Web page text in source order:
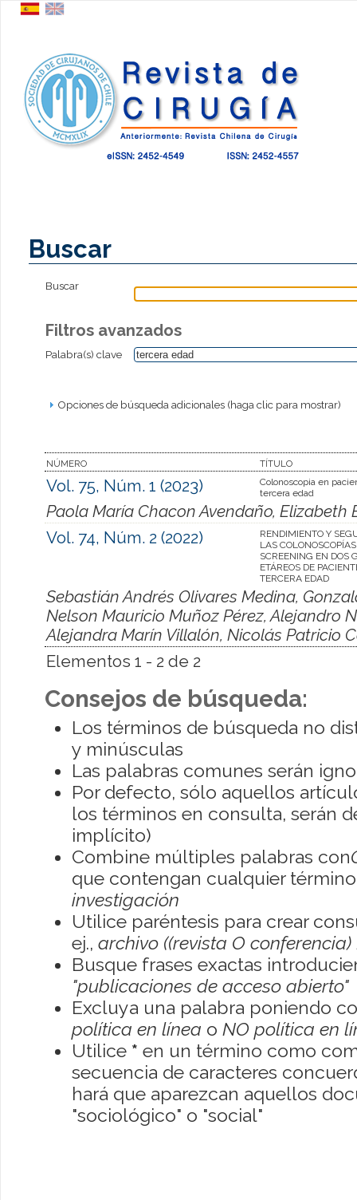
Buscar
Buscar
Filtros avanzados
Palabra(s) clave
Opciones de búsqueda adicionales (haga clic para mostrar)
NÚMERO TÍTULO
Vol. 75, Núm. 1 (2023)
Colonoscopia en
tercera edad
Paola María Chacon Avendaño,
Vol. 74, Núm. 2 (2022)
RENDIMIENTO Y
LAS
SCREENING EN DOS
ETÁREOS DE
TERCERA EDAD
Sebastián Andrés Olivares Medina,
Nelson Mauricio Muñoz Pérez, Alejandro
Alejandra Marín Villalón, Nicolás Patricio
Elementos 1 - 2 de 2
Consejos de búsqueda:
Los términos de búsqueda no
y minúsculas
Las palabras comunes serán
Por defecto, sólo aquellos
los términos en consulta, serán
implícito)
Combine múltiples palabras con
que contengan cualquier
investigación
Utilice paréntesis para crear
ej., archivo ((revista O conferencia)
Busque frases exactas
"publicaciones de acceso abierto"
Excluya una palabra poniendo
política en línea o NO política en
Utilice * en un término como
secuencia de caracteres
hará que aparezcan aquellos
"sociológico" o "social"